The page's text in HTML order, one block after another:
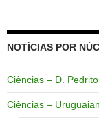
NOTÍCIAS POR
Ciências – D. Pedrito
Ciências –